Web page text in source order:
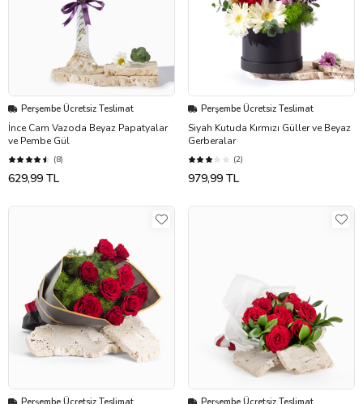
Perşembe Ücretsiz Teslimat
İnce Cam Vazoda Beyaz Papatyalar
ve Pembe Gül
(8)
629,99 TL
Perşembe Ücretsiz Teslimat
Siyah Kutuda Kırmızı Güller ve Beyaz
Gerberalar
(2)
979,99 TL